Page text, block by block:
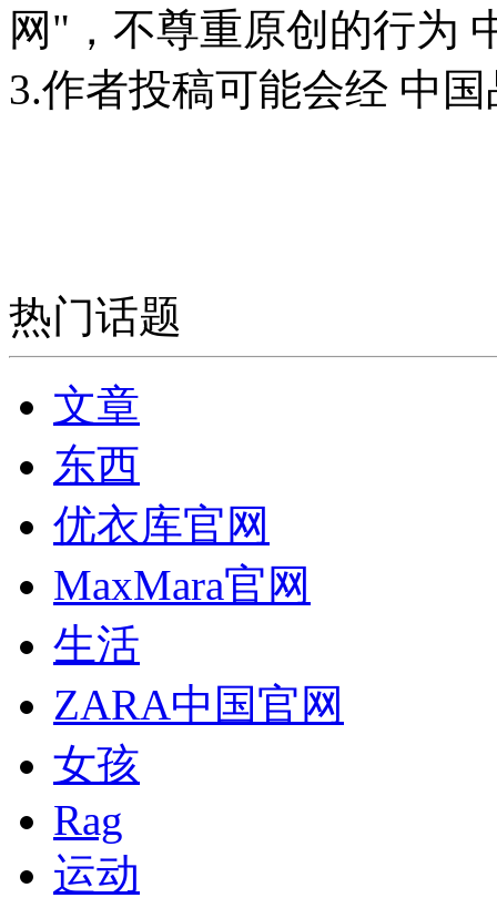
网"，不尊重原创的行为
3.作者投稿可能会经 中
热门话题
文章
东西
优衣库官网
MaxMara官网
生活
ZARA中国官网
女孩
Rag
运动